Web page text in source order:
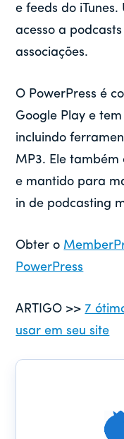
e feeds do
acesso a
associações.
O PowerPress é
Google Play e
incluindo
MP3. Ele
e mantido para
in de podcasting
Obter o
PowerPress
ARTIGO >> 7
usar em seu site